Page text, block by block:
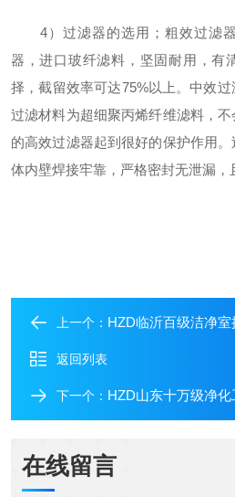
4）过滤器的选用；粗效过滤器
器，进口玻纤滤料，坚固耐用，有
择，截留效率可达75%以上。中效过
过滤材料为超细聚丙烯纤维滤料，
的高效过滤器起到很好的保护作用
体内壁焊接牢靠，严格密封无泄漏，
上一个： HZD临沂百级洁净
返回列表
下一个： HZD山东十万级净
在线留言